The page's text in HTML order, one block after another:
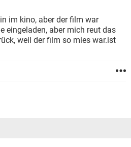
im kino, aber der film war
eingeladen, aber mich reut das
weil der film so mies war.ist